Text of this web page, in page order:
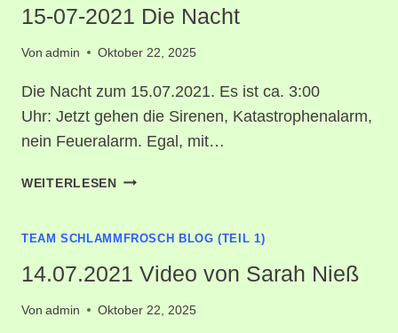
15-07-2021 Die Nacht
Von admin Oktober 22, 2025
Die Nacht zum 15.07.2021. Es ist ca. 3:00
Uhr: Jetzt gehen die Sirenen, Katastrophenalarm,
nein Feueralarm. Egal, mit…
WEITERLESEN 15-
DIE
TEAM SCHLAMMFROSCH BLOG (TEIL 1)
14.07.2021 Video von Sarah Nieß
Von admin Oktober 22, 2025